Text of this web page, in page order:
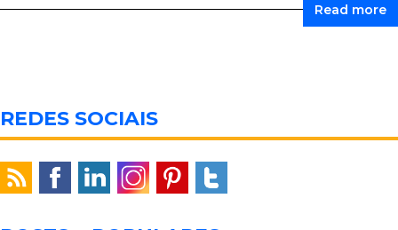
Read more
REDES SOCIAIS